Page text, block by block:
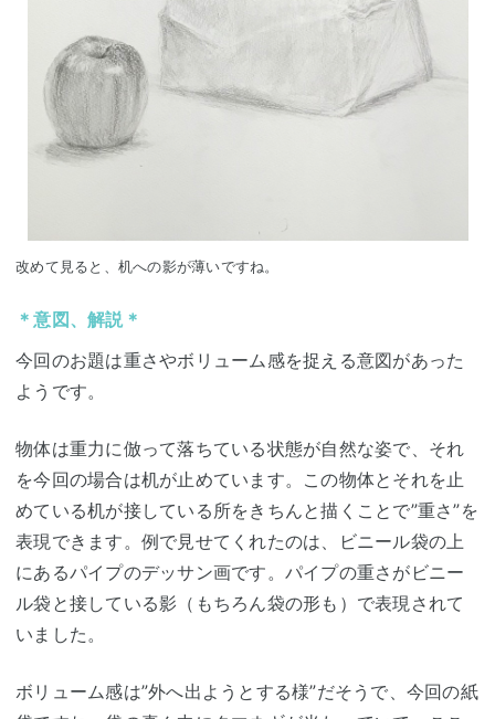
改めて見ると、机への影が薄いですね。
＊意図、解説＊
今回のお題は重さやボリューム感を捉える意図があった
ようです。
物体は重力に倣って落ちている状態が自然な姿で、それ
を今回の場合は机が止めています。この物体とそれを止
めている机が接している所をきちんと描くことで”重さ”を
表現できます。例で見せてくれたのは、ビニール袋の上
にあるパイプのデッサン画です。パイプの重さがビニー
ル袋と接している影（もちろん袋の形も）で表現されて
いました。
ボリューム感は”外へ出ようとする様”だそうで、今回の紙